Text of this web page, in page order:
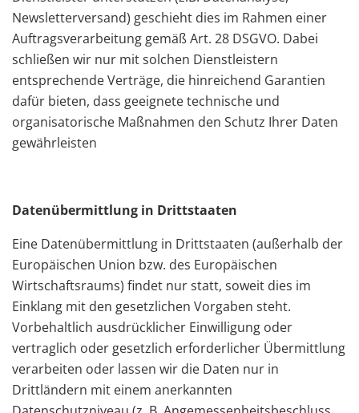
Newsletterversand) geschieht dies im Rahmen einer
Auftragsverarbeitung gemäß Art. 28 DSGVO. Dabei
schließen wir nur mit solchen Dienstleistern
entsprechende Verträge, die hinreichend Garantien
dafür bieten, dass geeignete technische und
organisatorische Maßnahmen den Schutz Ihrer Daten
gewährleisten
Datenübermittlung in Drittstaaten
Eine Datenübermittlung in Drittstaaten (außerhalb der
Europäischen Union bzw. des Europäischen
Wirtschaftsraums) findet nur statt, soweit dies im
Einklang mit den gesetzlichen Vorgaben steht.
Vorbehaltlich ausdrücklicher Einwilligung oder
vertraglich oder gesetzlich erforderlicher Übermittlung
verarbeiten oder lassen wir die Daten nur in
Drittländern mit einem anerkannten